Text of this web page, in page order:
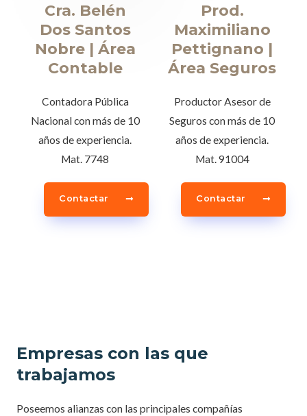
Cra. Belén
Dos Santos
Nobre | Área
Contable
Contadora Pública
Nacional con más de 10
años de experiencia.
Mat. 7748
Contactar
Prod.
Maximiliano
Pettignano |
Área Seguros
Productor Asesor de
Seguros con más de 10
años de experiencia.
Mat. 91004
Contactar
Empresas con las que
trabajamos
Poseemos alianzas con las principales compañías